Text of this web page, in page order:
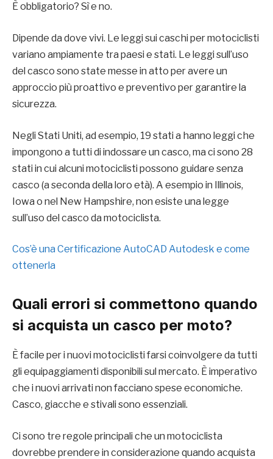
È obbligatorio? Sì e no.
Dipende da dove vivi. Le leggi sui caschi per motociclisti
variano ampiamente tra paesi e stati. Le leggi sull’uso
del casco sono state messe in atto per avere un
approccio più proattivo e preventivo per garantire la
sicurezza.
Negli Stati Uniti, ad esempio, 19 stati a hanno leggi che
impongono a tutti di indossare un casco, ma ci sono 28
stati in cui alcuni motociclisti possono guidare senza
casco (a seconda della loro età). A esempio in ​​Illinois,
Iowa o nel New Hampshire, non esiste una legge
sull’uso del casco da motociclista.
Cos’è una Certificazione AutoCAD Autodesk e come
ottenerla
Quali errori si commettono quando
si acquista un casco per moto?
È facile per i nuovi motociclisti farsi coinvolgere da tutti
gli equipaggiamenti disponibili sul mercato. È imperativo
che i nuovi arrivati ​​non facciano spese economiche.
Casco, giacche e stivali sono essenziali.
Ci sono tre regole principali che un motociclista
dovrebbe prendere in considerazione quando acquista